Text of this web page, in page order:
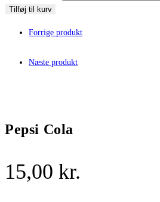
Tilføj til kurv
Forrige produkt
Næste produkt
Pepsi Cola
15,00 kr.